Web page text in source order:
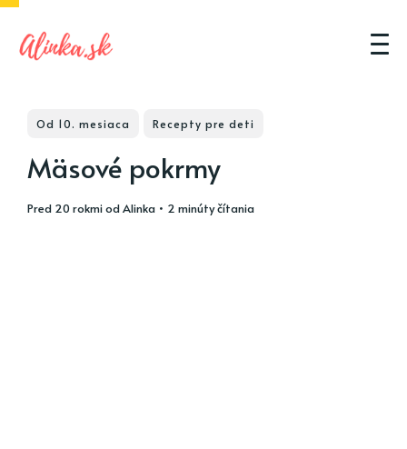
Od 10. mesiaca Recepty pre deti
Mäsové pokrmy
pred 20 rokmiodAlinka • 2 minúty čítania